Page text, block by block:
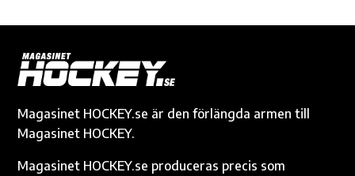
o
o
k
g
er
r
n
k p
Magasinet HOCKEY.se är den förlängda armen till
Magasinet HOCKEY.
Magasinet HOCKEY.se produceras precis som